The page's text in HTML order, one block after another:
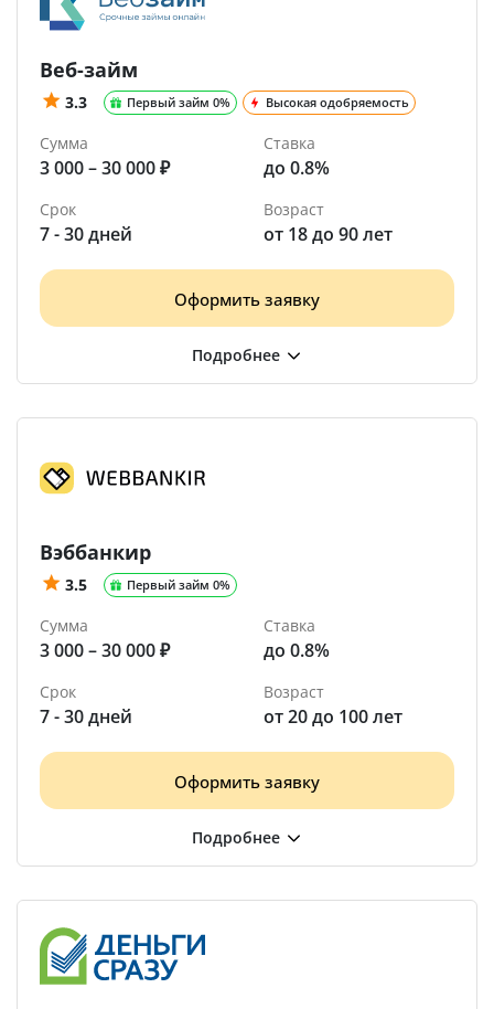
Веб-займ
3.3 Первый займ 0% Высокая одобряемость
Сумма
3 000 – 30 000 ₽
Ставка
до 0.8%
Срок
7 - 30 дней
Возраст
от 18 до 90 лет
Оформить заявку
Вэббанкир
3.5 Первый займ 0%
Сумма
3 000 – 30 000 ₽
Ставка
до 0.8%
Срок
7 - 30 дней
Возраст
от 20 до 100 лет
Оформить заявку